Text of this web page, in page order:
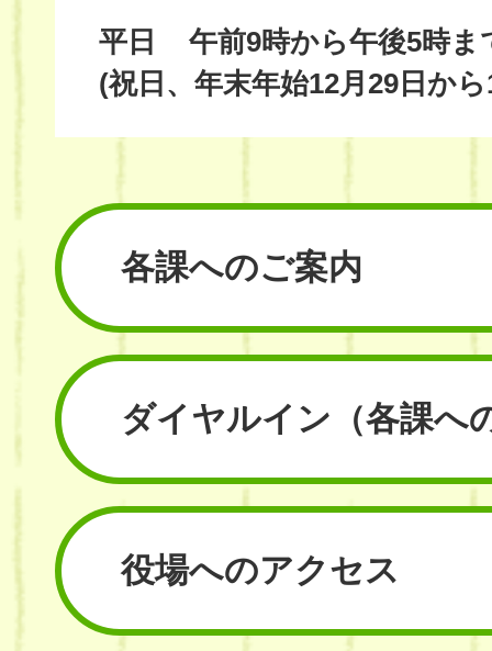
平日
午前9時から午後5時ま
(祝日、年末年始12月29日か
各課へのご案内
ダイヤルイン （各課へ
役場へのアクセス